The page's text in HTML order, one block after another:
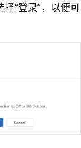
“登录”，以便可